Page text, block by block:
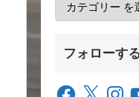
フォローす
Facebook
X